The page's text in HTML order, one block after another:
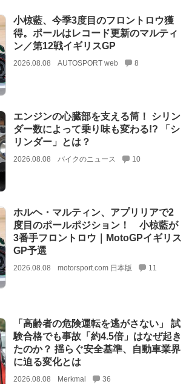
小椋藍、今季3度目のフロントロウ獲
得。ポールはレコード更新のマルティ
ン／第12戦イギリスGP
2026.08.08 AUTOSPORT web 8
エンジンの心臓部を支える筒！ シリン
ダー数によって乗り味も変わる!? 「シ
リンダー」とは？
2026.08.08 バイクのニュース 10
ホルヘ・マルティン、アプリリアで2
度目のポールポジション！ 小椋藍が
3番手フロントロウ｜MotoGPイギリス
GP予選
2026.08.08 motorsport.com 日本版 11
「高齢者の危険運転を逃がさない」 試
験合格でも事故「約4.5倍」はなぜ起き
たのか？ 揺らぐ安全基準、自動車業界
に迫る変化とは
2026.08.08 Merkmal 36